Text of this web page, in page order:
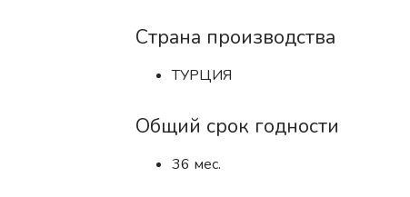
Страна производства
ТУРЦИЯ
Общий срок годности
36 мес.